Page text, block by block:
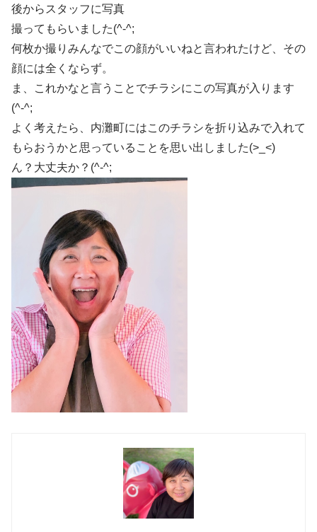
後からスタッフに写真
撮ってもらいました(^-^;
何枚か撮りみんなでこの顔がいいねと言われたけど、その
顔には全くならず。
ま、これかなと言うことでチラシにこの写真が入ります
(^-^;
よく考えたら、内灘町にはこのチラシを折り込みで入れて
もらおうかと思っていることを思い出しました(>_<)
ん？大丈夫か？(^-^;